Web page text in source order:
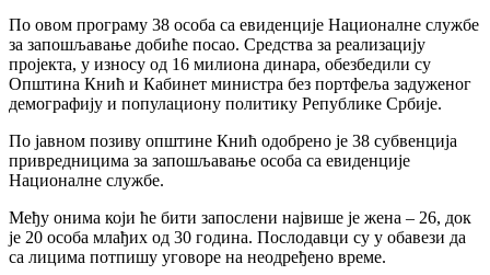
По овом програму 38 особа са евиденције Националне службе
за запошљавање добиће посао. Средства за реализацију
пројекта, у износу од 16 милиона динара, обезбедили су
Општина Кнић и Кабинет министра без портфеља задуженог
демографију и популациону политику Републике Србије.
По јавном позиву општине Кнић одобрено је 38 субвенција
привредницима за запошљавање особа са евиденције
Националне службе.
Међу онима који ће бити запослени највише је жена – 26, док
је 20 особа млађих од 30 година. Послодавци су у обавези да
са лицима потпишу уговоре на неодређено време.